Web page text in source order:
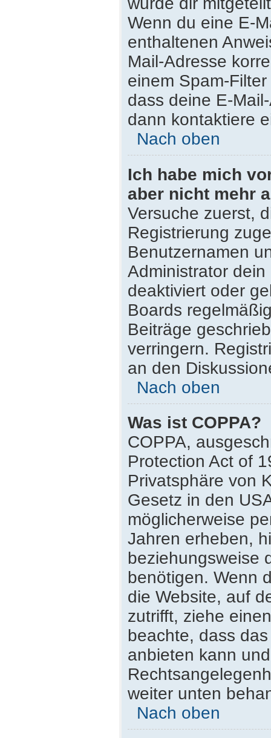
Wenn du eine E-
enthaltenen
Mail-Adresse
einem Spam-
dass deine E-
dann kontaktiere
Nach oben
Ich habe mich
aber nicht mehr
Versuche zuerst,
Registrierung
Benutzernamen
Administrator
deaktiviert oder
Boards
Beiträge
verringern.
an den
Nach oben
Was ist COPPA?
COPPA,
Protection Act of
Privatsphäre von
Gesetz in den
möglicherweise
Jahren erheben,
beziehungsweise
benötigen. Wenn
die Website, auf
zutrifft, ziehe
beachte, dass
anbieten kann
weiter unten
Nach oben